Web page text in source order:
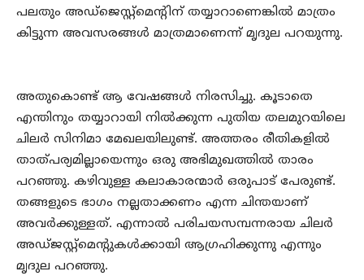
പലതും അഡ്‌ജെസ്റ്റ്‌മെന്റിന് തയ്യാറാണെങ്കില്‍ മാത്രം
കിട്ടുന്ന അവസരങ്ങള്‍ മാത്രമാണെന്ന് മൃദുല പറയുന്നു.
അതുകൊണ്ട് ആ വേഷങ്ങള്‍ നിരസിച്ചു. കൂടാതെ
എന്തിനും തയ്യാറായി നില്‍ക്കുന്ന പുതിയ തലമുറയിലെ
ചിലര്‍ സിനിമാ മേഖലയിലുണ്ട്. അത്തരം രീതികളില്‍
താത്പര്യമില്ലായെന്നും ഒരു അഭിമുഖത്തില്‍ താരം
പറഞ്ഞു. കഴിവുള്ള കലാകാരന്മാര്‍ ഒരുപാട് പേരുണ്ട്.
തങ്ങളുടെ ഭാഗം നല്ലതാക്കണം എന്ന ചിന്തയാണ്
അവര്‍ക്കുള്ളത്. എന്നാല്‍ പരിചയസമ്പന്നരായ ചിലര്‍
അഡ്ജസ്റ്റ്‌മെന്റുകള്‍ക്കായി ആഗ്രഹിക്കുന്നു എന്നും
മൃദുല പറഞ്ഞു.